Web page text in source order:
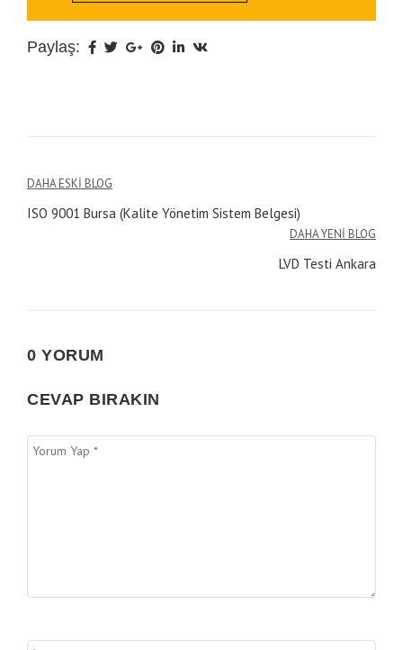
Paylaş:
Yazı
gezinmesi
DAHA ESKI BLOG
ISO 9001 Bursa (Kalite Yönetim Sistem Belgesi)
DAHA YENI BLOG
LVD Testi Ankara
0 YORUM
CEVAP BIRAKIN